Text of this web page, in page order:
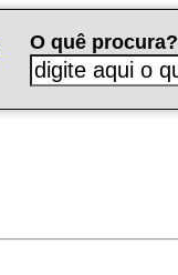
O quê procura?